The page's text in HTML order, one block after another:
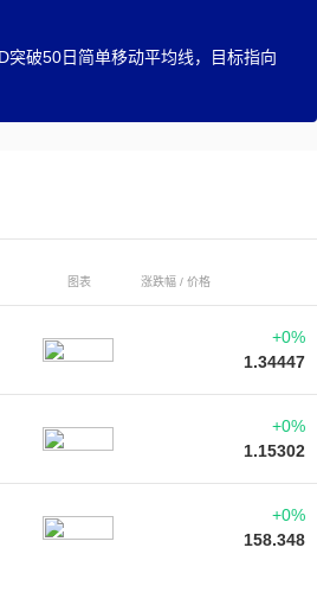
突破50日简单移动平均线，目标指向
图表 涨跌幅 / 价格
+0%
1.34447
+0%
1.15302
+0%
158.348